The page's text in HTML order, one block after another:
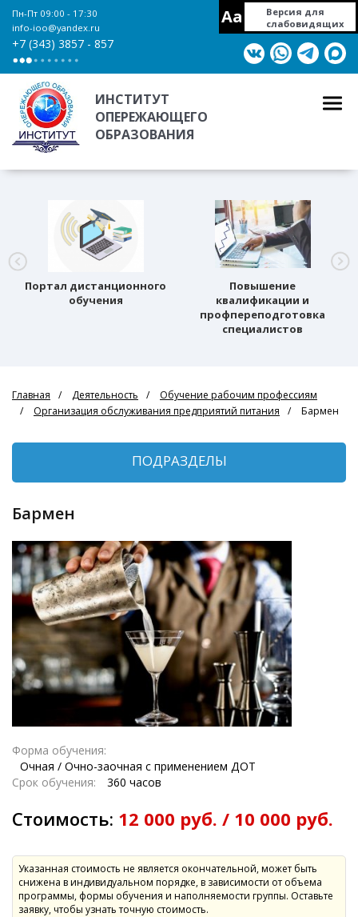
Пн-Пт 09:00 - 17:30
info-ioo@yandex.ru
+7 (343) 3857 - 857
Aa
Версия для
слабовидящих
ИНСТИТУТ
ОПЕРЕЖАЮЩЕГО
ОБРАЗОВАНИЯ
Портал дистанционного
обучения
Повышение
квалификации и
профпереподготовка
специалистов
Главная Деятельность
Обучение рабочим профессиям
Организация обслуживания предприятий питания
Бармен
ПОДРАЗДЕЛЫ
Бармен
Форма обучения:
Очная / Очно-заочная с применением ДОТ
Срок обучения:
360 часов
Стоимость: 12 000 руб. / 10 000 руб.
Указанная стоимость не является окончательной, может быть
снижена в индивидуальном порядке, в зависимости от объема
программы, формы обучения и наполняемости группы. Оставьте
заявку, чтобы узнать точную стоимость.